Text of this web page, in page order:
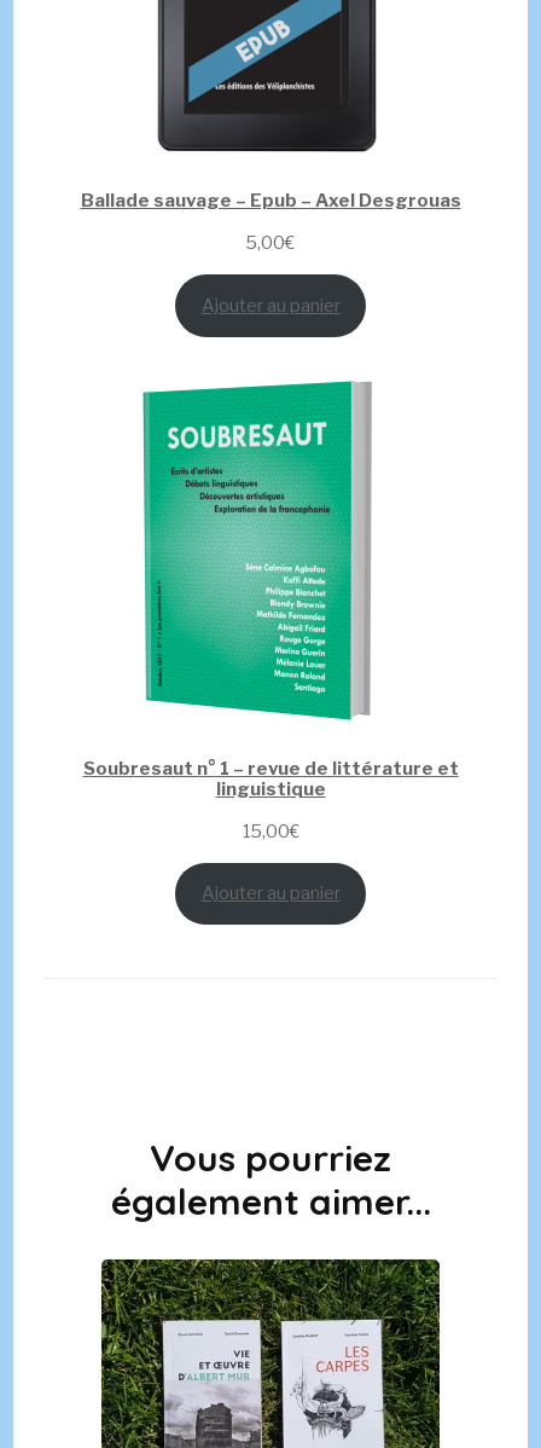
Ballade sauvage – Epub – Axel Desgrouas
5,00€
Ajouter au panier
Soubresaut n° 1 – revue de littérature et
linguistique
15,00€
Ajouter au panier
Vous pourriez
également aimer...